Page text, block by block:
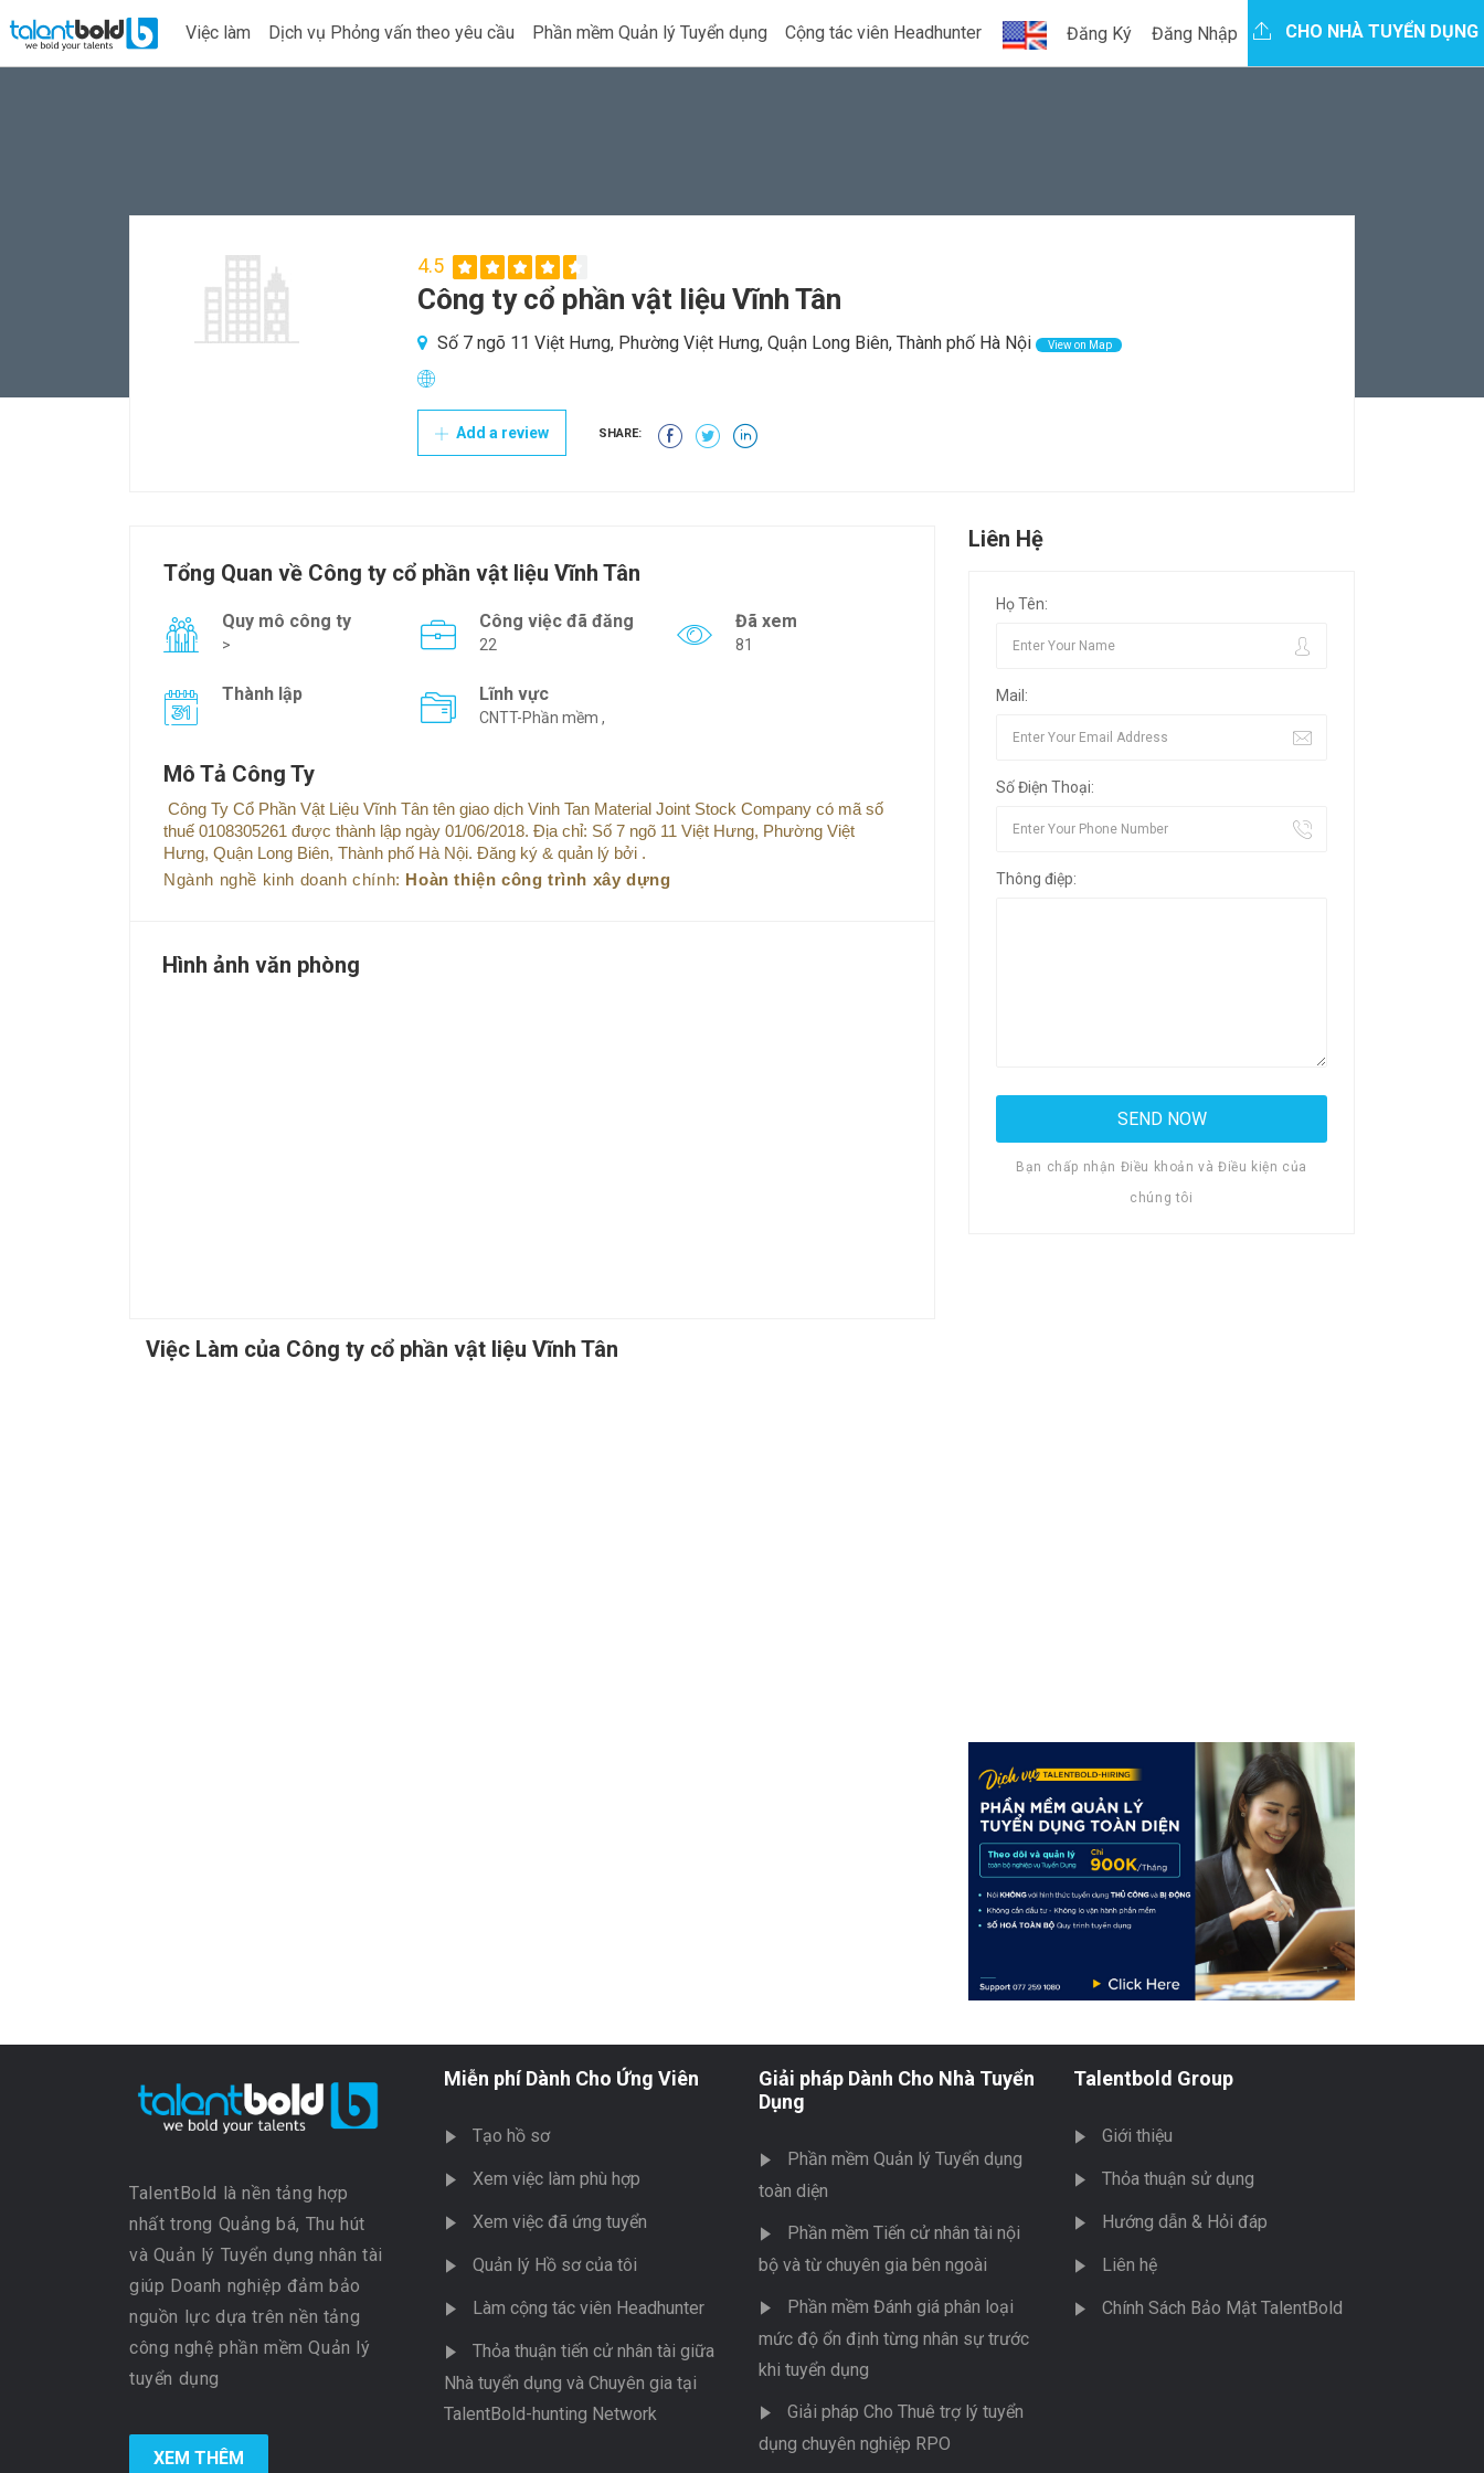
Việc làm Dịch vụ Phỏng vấn theo yêu cầu Phần mềm Quản lý Tuyển dụng Cộng tác viên Headhunter Đăng Ký Đăng Nhập CHO NHÀ TUYỂN DỤNG
4.5
Công ty cổ phần vật liệu Vĩnh Tân
Số 7 ngõ 11 Việt Hưng, Phường Việt Hưng, Quận Long Biên, Thành phố Hà Nội View on Map
Add a review SHARE:
Tổng Quan về Công ty cổ phần vật liệu Vĩnh Tân
Quy mô công ty
>
Công việc đã đăng
22
Đã xem
81
Thành lập Lĩnh vực
CNTT-Phần mềm ,
Mô Tả Công Ty
Công Ty Cổ Phần Vật Liệu Vĩnh Tân tên giao dịch Vinh Tan Material Joint Stock Company có mã số
thuế 0108305261 được thành lập ngày 01/06/2018. Địa chỉ: Số 7 ngõ 11 Việt Hưng, Phường Việt
Hưng, Quận Long Biên, Thành phố Hà Nội. Đăng ký & quản lý bởi .
Ngành nghề kinh doanh chính: Hoàn thiện công trình xây dựng
Hình ảnh văn phòng
Việc Làm của Công ty cổ phần vật liệu Vĩnh Tân
Liên Hệ
Họ Tên:
Mail:
Số Điện Thoại:
Thông điệp:
Bạn chấp nhận Điều khoản và Điều kiện của
chúng tôi
TalentBold là nền tảng hợp
nhất trong Quảng bá, Thu hút
và Quản lý Tuyển dụng nhân tài
giúp Doanh nghiệp đảm bảo
nguồn lực dựa trên nền tảng
công nghệ phần mềm Quản lý
tuyển dụng
XEM THÊM
Miễn phí Dành Cho Ứng Viên
Tạo hồ sơ
Xem việc làm phù hợp
Xem việc đã ứng tuyển
Quản lý Hồ sơ của tôi
Làm cộng tác viên Headhunter
Thỏa thuận tiến cử nhân tài giữa
Nhà tuyển dụng và Chuyên gia tại
TalentBold-hunting Network
Giải pháp Dành Cho Nhà Tuyển
Dụng
Phần mềm Quản lý Tuyển dụng
toàn diện
Phần mềm Tiến cử nhân tài nội
bộ và từ chuyên gia bên ngoài
Phần mềm Đánh giá phân loại
mức độ ổn định từng nhân sự trước
khi tuyển dụng
Giải pháp Cho Thuê trợ lý tuyển
dụng chuyên nghiệp RPO
Talentbold Group
Giới thiệu
Thỏa thuận sử dụng
Hướng dẫn & Hỏi đáp
Liên hệ
Chính Sách Bảo Mật TalentBold